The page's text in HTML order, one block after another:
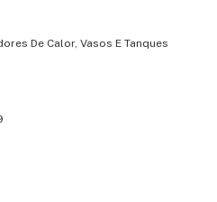
De Calor, Vasos E Tanques